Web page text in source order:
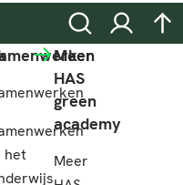
ZoekenInloggen
het
Meer
HAS
green
academy
Meer